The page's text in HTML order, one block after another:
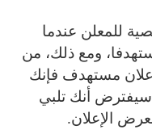
للمعلن عندما
ومع ذلك، من
مستهدف فإنك
سيفترض أنك تلبي
الإعلان.